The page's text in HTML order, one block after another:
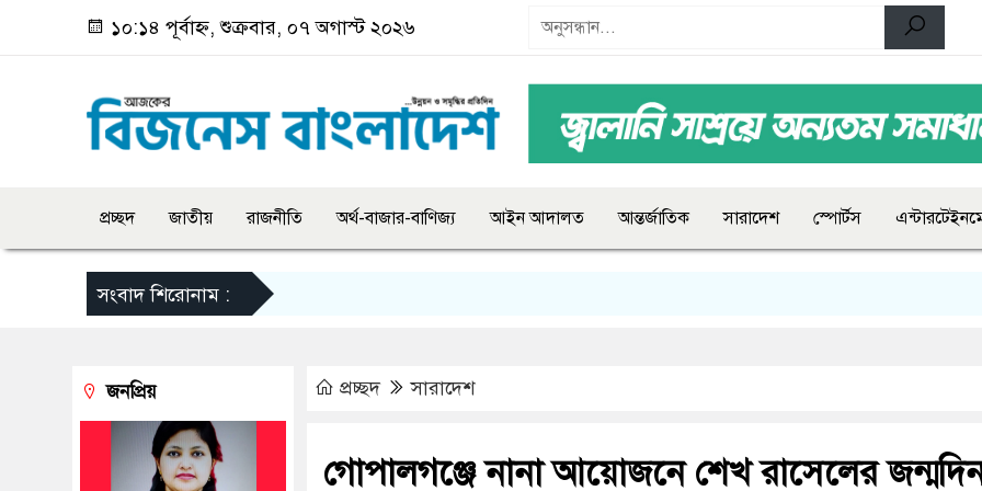
১০:১৪ পূর্বাহ্ন, শুক্রবার, ০৭ অগাস্ট ২০২৬
প্রচ্ছদ জাতীয় রাজনীতি অর্থ-বাজার-বাণিজ্য আইন আদালত আন্তর্জাতিক সারাদেশ স্পোর্টস
সংবাদ শিরোনাম :
প্রচ্ছদ সারাদেশ
গোপালগঞ্জে নানা আয়োজনে শেখ রাসেলের
জনপ্রিয়